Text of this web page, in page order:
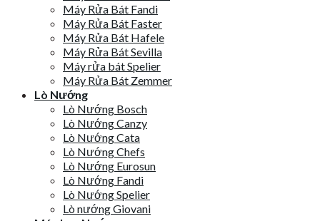
Máy Rửa Bát Fandi
Máy Rửa Bát Faster
Máy Rửa Bát Hafele
Máy Rửa Bát Sevilla
Máy rửa bát Spelier
Máy Rửa Bát Zemmer
Lò Nướng
Lò Nướng Bosch
Lò Nướng Canzy
Lò Nướng Cata
Lò Nướng Chefs
Lò Nướng Eurosun
Lò Nướng Fandi
Lò Nướng Spelier
Lò nướng Giovani